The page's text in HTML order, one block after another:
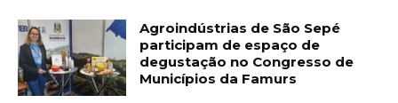
Agroindústrias de São Sepé
participam de espaço de
degustação no Congresso de
Municípios da Famurs